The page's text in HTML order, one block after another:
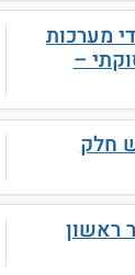
מערכות
–
חלק
ראשון